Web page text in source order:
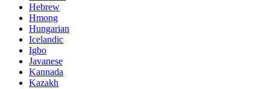
Hebrew
Hmong
Hungarian
Icelandic
Igbo
Javanese
Kannada
Kazakh